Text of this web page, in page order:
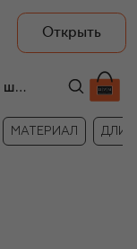
Открыть
Разноцветные женские шорты Burberry
МАТЕРИАЛ